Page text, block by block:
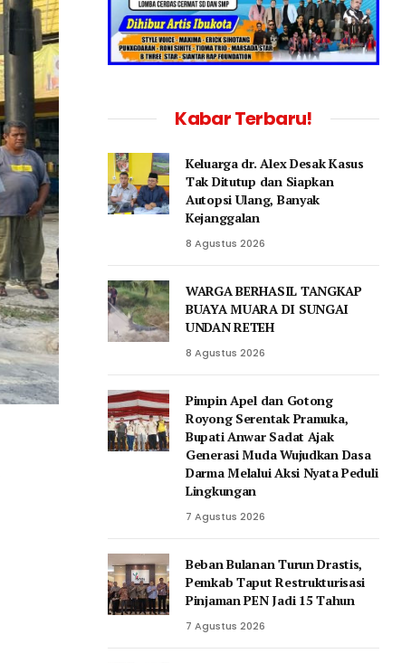
Kabar Terbaru!
Keluarga dr. Alex Desak Kasus
Tak Ditutup dan Siapkan
Autopsi Ulang, Banyak
Kejanggalan
8 Agustus 2026
WARGA BERHASIL TANGKAP
BUAYA MUARA DI SUNGAI
UNDAN RETEH
8 Agustus 2026
Pimpin Apel dan Gotong
Royong Serentak Pramuka,
Bupati Anwar Sadat Ajak
Generasi Muda Wujudkan Dasa
Darma Melalui Aksi Nyata Peduli
Lingkungan
7 Agustus 2026
Beban Bulanan Turun Drastis,
Pemkab Taput Restrukturisasi
Pinjaman PEN Jadi 15 Tahun‎
7 Agustus 2026